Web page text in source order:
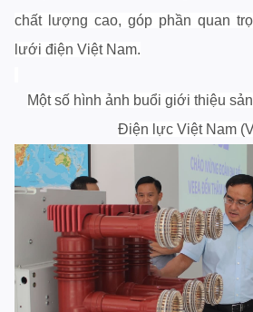
chất lượng cao, góp phần quan
lưới điện Việt Nam.
Một số hình ảnh buổi giới thiệu
Điện lực Việt Nam